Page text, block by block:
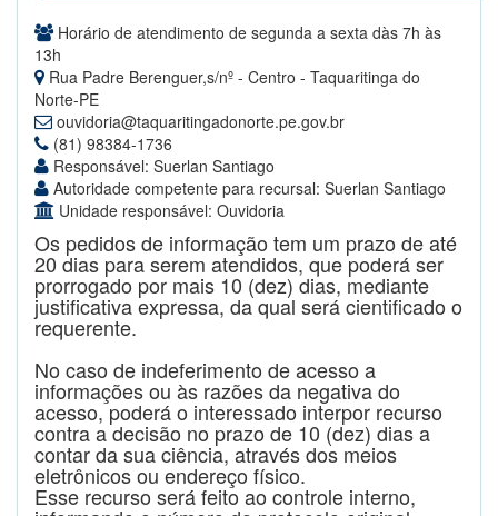
Horário de atendimento de segunda a sexta dàs 7h às
13h
Rua Padre Berenguer,s/nº - Centro - Taquaritinga do
Norte-PE
ouvidoria@taquaritingadonorte.pe.gov.br
(81) 98384-1736
Responsável: Suerlan Santiago
Autoridade competente para recursal: Suerlan Santiago
Unidade responsável: Ouvidoria
Os pedidos de informação tem um prazo de até
20 dias para serem atendidos, que poderá ser
prorrogado por mais 10 (dez) dias, mediante
justificativa expressa, da qual será cientificado o
requerente.
No caso de indeferimento de acesso a
informações ou às razões da negativa do
acesso, poderá o interessado interpor recurso
contra a decisão no prazo de 10 (dez) dias a
contar da sua ciência, através dos meios
eletrônicos ou endereço físico.
Esse recurso será feito ao controle interno,